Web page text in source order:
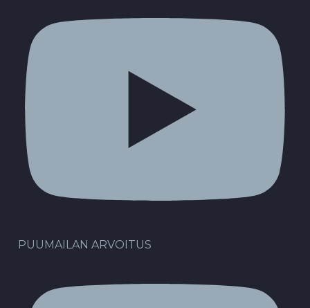
PUUMAILAN ARVOITUS